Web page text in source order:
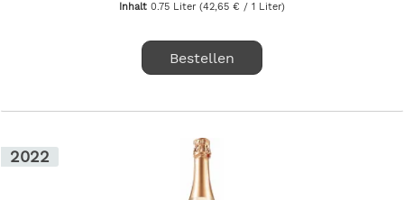
Inhalt0.75 Liter(42,65 € / 1 Liter)
Bestellen
2022